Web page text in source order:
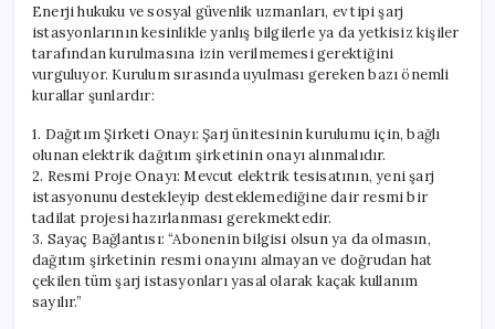
Enerji hukuku ve sosyal güvenlik uzmanları, ev tipi şarj
istasyonlarının kesinlikle yanlış bilgilerle ya da yetkisiz kişiler
tarafından kurulmasına izin verilmemesi gerektiğini
vurguluyor. Kurulum sırasında uyulması gereken bazı önemli
kurallar şunlardır:
1. Dağıtım Şirketi Onayı: Şarj ünitesinin kurulumu için, bağlı
olunan elektrik dağıtım şirketinin onayı alınmalıdır.
2. Resmi Proje Onayı: Mevcut elektrik tesisatının, yeni şarj
istasyonunu destekleyip desteklemediğine dair resmi bir
tadilat projesi hazırlanması gerekmektedir.
3. Sayaç Bağlantısı: “Abonenin bilgisi olsun ya da olmasın,
dağıtım şirketinin resmi onayını almayan ve doğrudan hat
çekilen tüm şarj istasyonları yasal olarak kaçak kullanım
sayılır.”